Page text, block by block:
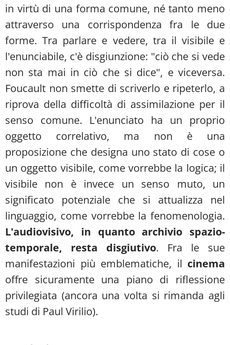
in virtù di una forma comune, né tanto meno
attraverso una corrispondenza fra le due
forme. Tra parlare e vedere, tra il visibile e
l'enunciabile, c'è disgiunzione: "ciò che si vede
non sta mai in ciò che si dice", e viceversa.
Foucault non smette di scriverlo e ripeterlo, a
riprova della difficoltà di assimilazione per il
senso comune. L'enunciato ha un proprio
oggetto correlativo, ma non è una
proposizione che designa uno stato di cose o
un oggetto visibile, come vorrebbe la logica; il
visibile non è invece un senso muto, un
significato potenziale che si attualizza nel
linguaggio, come vorrebbe la fenomenologia.
L'audiovisivo, in quanto archivio spazio-
temporale, resta
disgiutivo. Fra le sue
manifestazioni più emblematiche, il cinema
offre sicuramente una piano di riflessione
privilegiata (ancora una volta si rimanda agli
studi di Paul Virilio).